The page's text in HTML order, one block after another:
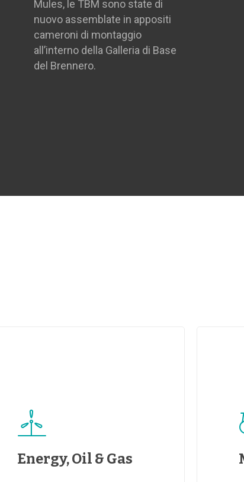
Mules, le TBM sono state di
nuovo assemblate in appositi
cameroni di montaggio
all’interno della Galleria di Base
del Brennero.
Energy, Oil & Gas